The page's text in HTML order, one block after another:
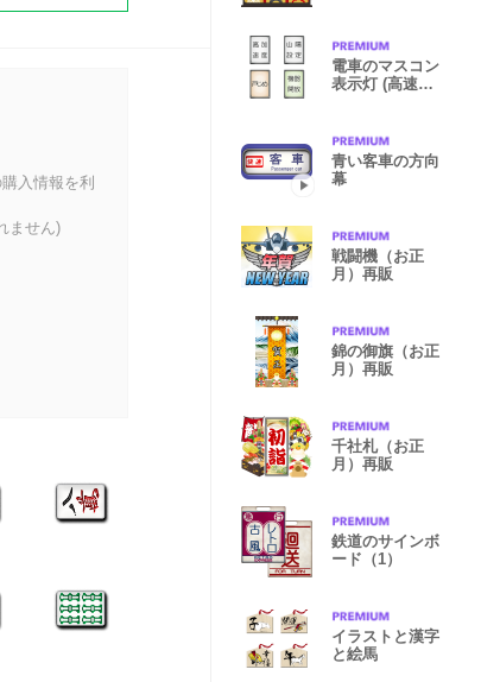
入情報を利
ません)
電車のマスコン
表示灯 (高速鉄
青い客車の方向
幕
戦闘機（お正
月）再販
錦の御旗（お正
月）再販
千社札（お正
月）再販
鉄道のサインボ
ード（1）
イラストと漢字
と絵馬